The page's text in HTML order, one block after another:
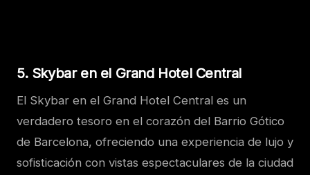
5. Skybar en el Grand Hotel Central
El Skybar en el Grand Hotel Central es un
verdadero tesoro en el corazón del Barrio Gótico
de Barcelona, ofreciendo una experiencia de lujo y
sofisticación con vistas espectaculares de la ciudad